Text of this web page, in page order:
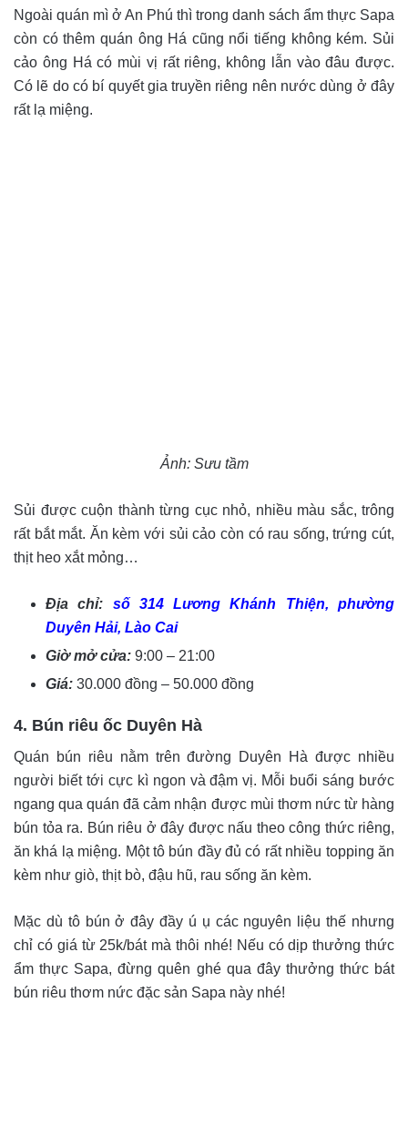
Ngoài quán mì ở An Phú thì trong danh sách ẩm thực Sapa
còn có thêm quán ông Há cũng nổi tiếng không kém. Sủi
cảo ông Há có mùi vị rất riêng, không lẫn vào đâu được.
Có lẽ do có bí quyết gia truyền riêng nên nước dùng ở đây
rất lạ miệng.
Ảnh: Sưu tầm
Sủi được cuộn thành từng cục nhỏ, nhiều màu sắc, trông
rất bắt mắt. Ăn kèm với sủi cảo còn có rau sống, trứng cút,
thịt heo xắt mỏng…
Địa chỉ: số 314 Lương Khánh Thiện, phường
Duyên Hải, Lào Cai
Giờ mở cửa: 9:00 – 21:00
Giá: 30.000 đồng – 50.000 đồng
4. Bún riêu ốc Duyên Hà
Quán bún riêu nằm trên đường Duyên Hà được nhiều
người biết tới cực kì ngon và đậm vị. Mỗi buổi sáng bước
ngang qua quán đã cảm nhận được mùi thơm nức từ hàng
bún tỏa ra. Bún riêu ở đây được nấu theo công thức riêng,
ăn khá lạ miệng. Một tô bún đầy đủ có rất nhiều topping ăn
kèm như giò, thịt bò, đậu hũ, rau sống ăn kèm.
Mặc dù tô bún ở đây đầy ú ụ các nguyên liệu thế nhưng
chỉ có giá từ 25k/bát mà thôi nhé! Nếu có dịp thưởng thức
ẩm thực Sapa, đừng quên ghé qua đây thưởng thức bát
bún riêu thơm nức đặc sản Sapa này nhé!